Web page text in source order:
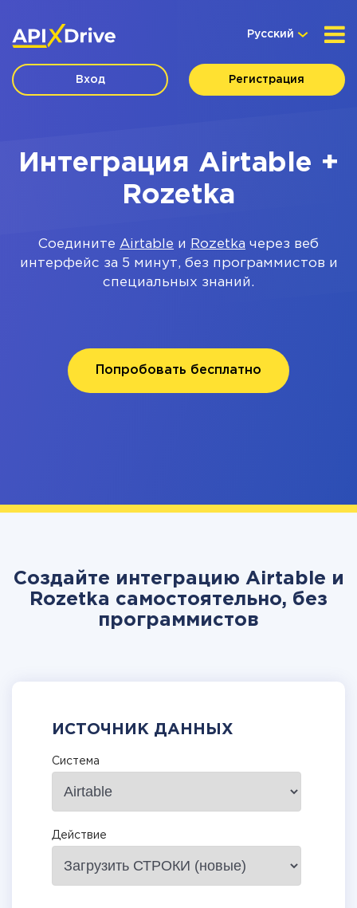
Русский
Вход Регистрация
Интеграция Airtable +
Rozetka
Соедините Airtable и Rozetka через веб
интерфейс за 5 минут, без программистов и
специальных знаний.
Попробовать бесплатно
Создайте интеграцию Airtable и
Rozetka самостоятельно, без
программистов
ИСТОЧНИК ДАННЫХ
Система
Действие